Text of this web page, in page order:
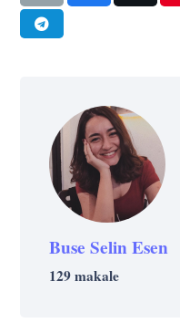
Buse Selin Esen
129 makale
GÜNDEM